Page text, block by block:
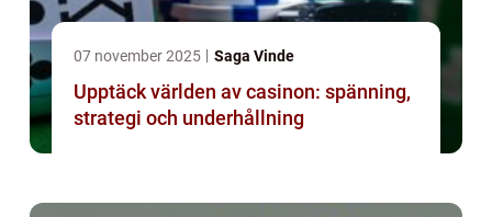
07 november 2025 Saga Vinde
Upptäck världen av casinon: spänning,
strategi och underhållning